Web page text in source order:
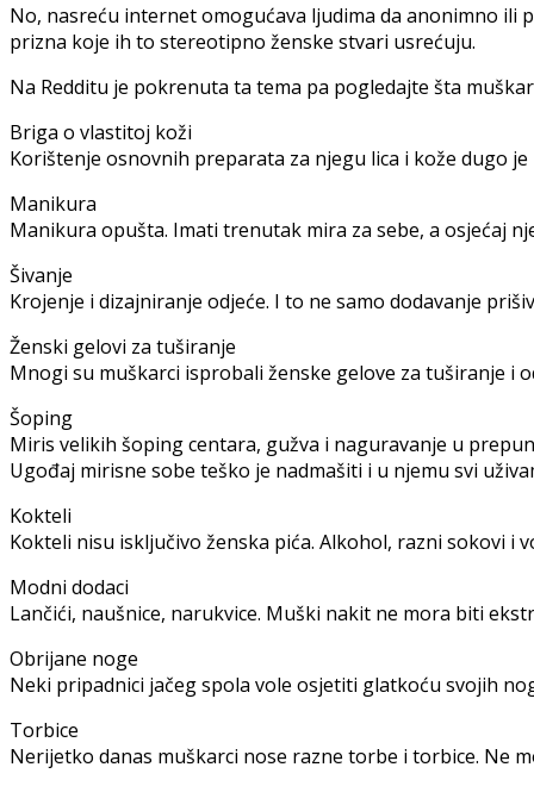
No, nasreću internet omogućava ljudima da anonimno ili
prizna koje ih to stereotipno ženske stvari usrećuju.
Na Redditu je pokrenuta ta tema pa pogledajte šta
Briga o vlastitoj koži
Korištenje osnovnih preparata za njegu lica i kože dugo
Manikura
Manikura opušta. Imati trenutak mira za sebe, a osjećaj
Šivanje
Krojenje i dizajniranje odjeće. I to ne samo dodavanje
Ženski gelovi za tuširanje
Mnogi su muškarci isprobali ženske gelove za tuširanje i
Šoping
Miris velikih šoping centara, gužva i naguravanje u
Ugođaj mirisne sobe teško je nadmašiti i u njemu svi
Kokteli
Kokteli nisu isključivo ženska pića. Alkohol, razni sokovi i
Modni dodaci
Lančići, naušnice, narukvice. Muški nakit ne mora biti
Obrijane noge
Neki pripadnici jačeg spola vole osjetiti glatkoću svojih
Torbice
Nerijetko danas muškarci nose razne torbe i torbice. Ne